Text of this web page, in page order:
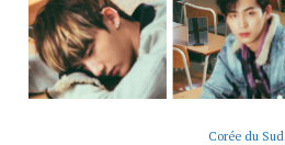
Corée du Sud